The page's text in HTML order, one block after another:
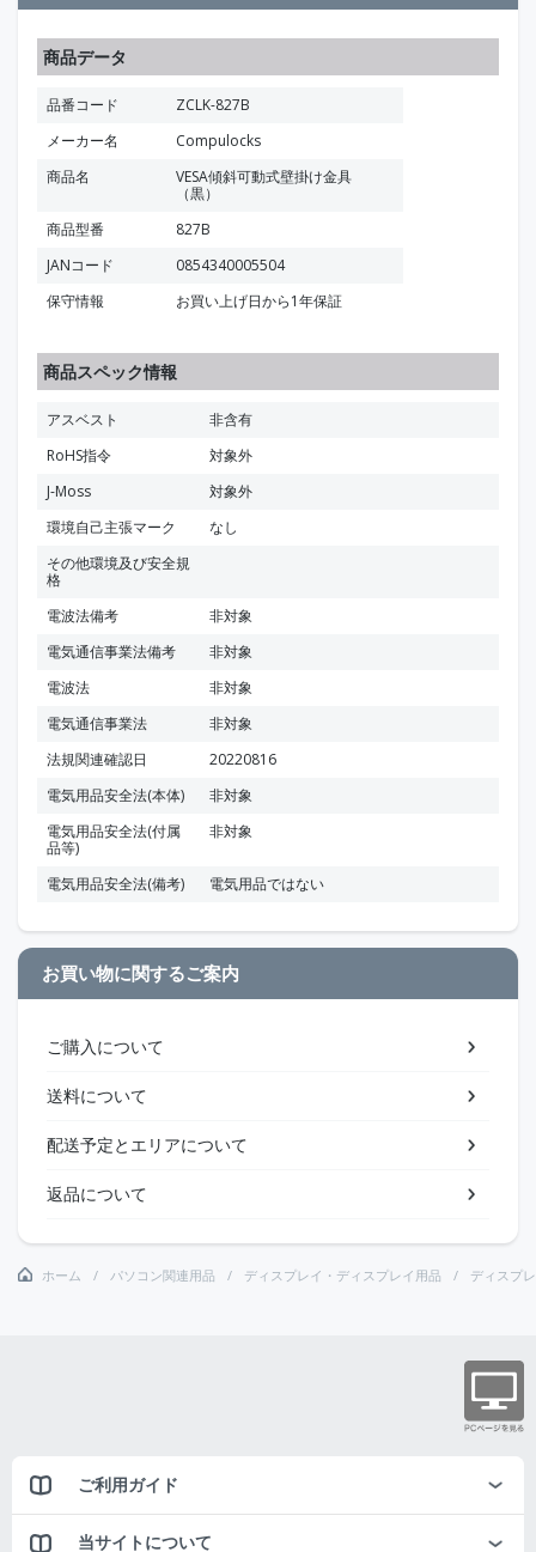
商品データ
品番コード
ZCLK-827B
メーカー名
Compulocks
商品名
VESA傾斜可動式壁掛け金具
（黒）
商品型番
827B
JANコード
0854340005504
保守情報
お買い上げ日から1年保証
商品スペック情報
アスベスト
非含有
RoHS指令
対象外
J-Moss
対象外
環境自己主張マーク
なし
その他環境及び安全規
格
電波法備考
非対象
電気通信事業法備考
非対象
電波法
非対象
電気通信事業法
非対象
法規関連確認日
20220816
電気用品安全法(本体)
非対象
電気用品安全法(付属
品等)
非対象
電気用品安全法(備考) 電気用品ではない
お買い物に関するご案内
ご購入について
送料について
配送予定とエリアについて
返品について
ホーム パソコン関連用品 ディスプレイ・ディスプレイ用品 ディスプ
ご利用ガイド
当サイトについて